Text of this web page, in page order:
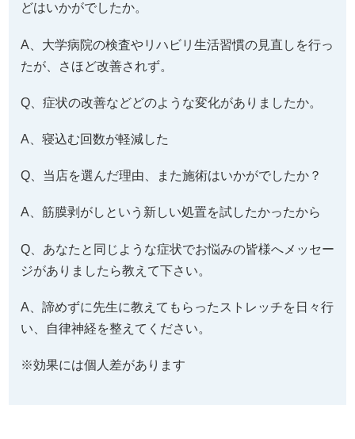
どはいかがでしたか。
A、大学病院の検査やリハビリ生活習慣の見直しを行っ
たが、さほど改善されず。
Q、症状の改善などどのような変化がありましたか。
A、寝込む回数が軽減した
Q、当店を選んだ理由、また施術はいかがでしたか？
A、筋膜剥がしという新しい処置を試したかったから
Q、あなたと同じような症状でお悩みの皆様へメッセー
ジがありましたら教えて下さい。
A、諦めずに先生に教えてもらったストレッチを日々行
い、自律神経を整えてください。
※効果には個人差があります